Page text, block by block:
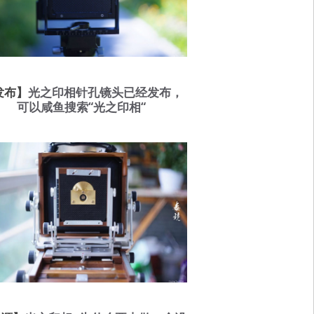
】 光之印相针孔镜头已经发布，
可以咸鱼搜索“光之印相“